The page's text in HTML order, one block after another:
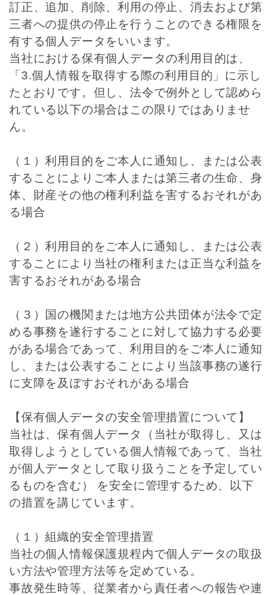
訂正、追加、削除、利用の停止、消去および第
三者への提供の停止を行うことのできる権限を
有する個人データをいいます。
当社における保有個人データの利用目的は、
「3.個人情報を取得する際の利用目的」に示し
たとおりです。但し、法令で例外として認めら
れている以下の場合はこの限りではありませ
ん。
（１）利用目的をご本人に通知し、または公表
することによりご本人または第三者の生命、身
体、財産その他の権利利益を害するおそれがあ
る場合
（２）利用目的をご本人に通知し、または公表
することにより当社の権利または正当な利益を
害するおそれがある場合
（３）国の機関または地方公共団体が法令で定
める事務を遂行することに対して協力する必要
がある場合であって、利用目的をご本人に通知
し、または公表することにより当該事務の遂行
に支障を及ぼすおそれがある場合
【保有個人データの安全管理措置について】
当社は、保有個人データ（当社が取得し、又は
取得しようとしている個人情報であって、当社
が個人データとして取り扱うことを予定してい
るものを含む） を安全に管理するため、以下
の措置を講じています。
（１）組織的安全管理措置
当社の個人情報保護規程内で個人データの取扱
い方法や管理方法等を定めている。
事故発生時等、従業者から責任者への報告や連